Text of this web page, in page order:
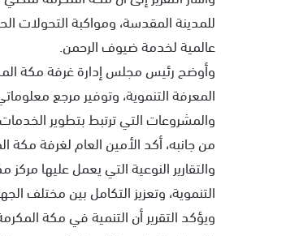
للمدينة المقدسة، ومواكبة التحولات
عالمية لخدمة ضيوف الرحمن.
وأوضح رئيس مجلس إدارة غرفة مكة
المعرفة التنموية، وتوفير مرجع
والمشروعات التي ترتبط بتطوير
من جانبه، أكد الأمين العام لغرفة مكة
والتقارير النوعية التي يعمل عليها
التنموية، وتعزيز التكامل بين مختلف
ويؤكد التقرير أن التنمية في مكة